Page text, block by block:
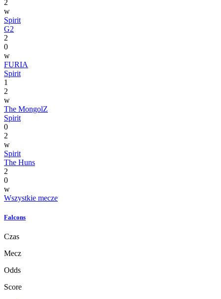
2
w
Spirit
G2
2
0
w
FURIA
Spirit
1
2
w
The MongolZ
Spirit
0
2
w
Spirit
The Huns
2
0
w
Wszystkie mecze
Falcons
Czas
Mecz
Odds
Score